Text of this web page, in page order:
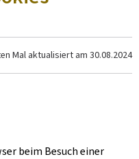
Mal aktualisiert am 30.08.2024
beim Besuch einer